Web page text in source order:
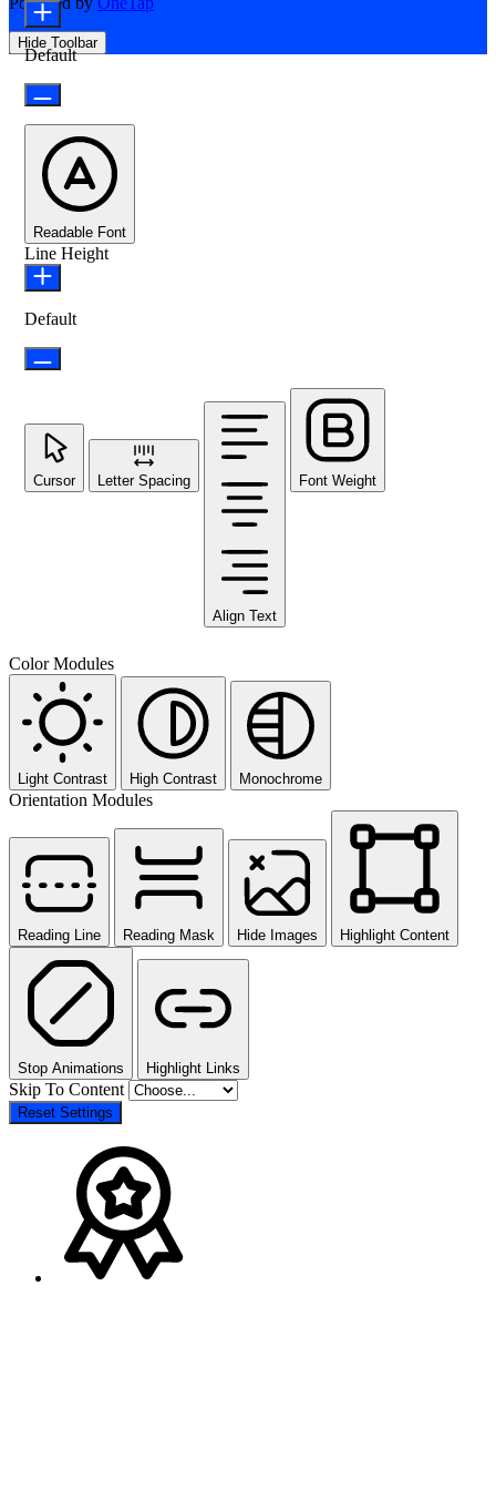
Hide Toolbar
Default
Readable Font
Line Height
Default
Cursor Letter Spacing
Align Text
Font Weight
Color Modules
Light Contrast High Contrast Monochrome
Orientation Modules
Reading Line Reading Mask Hide Images Highlight Content
Stop Animations Highlight Links
Skip To Content
Reset Settings